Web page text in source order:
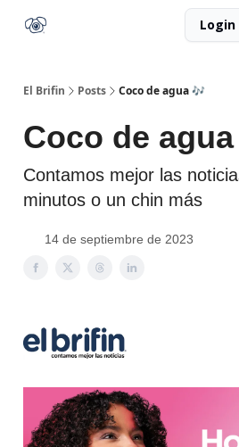
Login
El Brifin Posts Coco de agua 🎶
Coco de
Contamos mejor las
minutos o un chin más
14 de septiembre de 2023